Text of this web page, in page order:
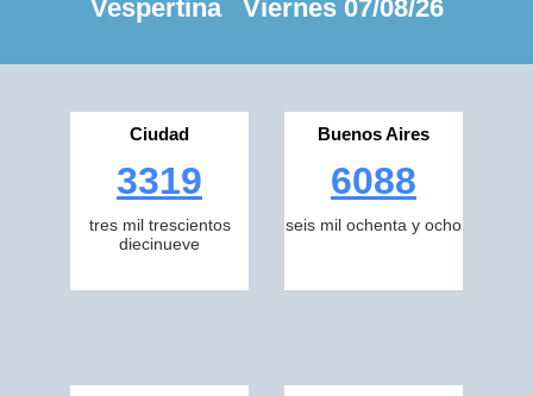
Vespertina Viernes 07/08/26
Ciudad
3319
tres mil trescientos
diecinueve
Buenos Aires
6088
seis mil ochenta y ocho